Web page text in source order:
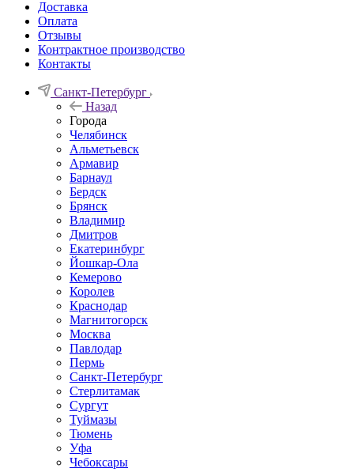
Доставка
Оплата
Отзывы
Контрактное производство
Контакты
Санкт-Петербург
Назад
Города
Челябинск
Альметьевск
Армавир
Барнаул
Бердск
Брянск
Владимир
Дмитров
Екатеринбург
Йошкар-Ола
Кемерово
Королев
Краснодар
Магнитогорск
Москва
Павлодар
Пермь
Санкт-Петербург
Стерлитамак
Сургут
Туймазы
Тюмень
Уфа
Чебоксары